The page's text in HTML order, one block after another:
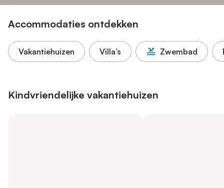
Accommodaties ontdekken
Vakantiehuizen Villa’s Zwembad
Kindvriendelijke vakantiehuizen